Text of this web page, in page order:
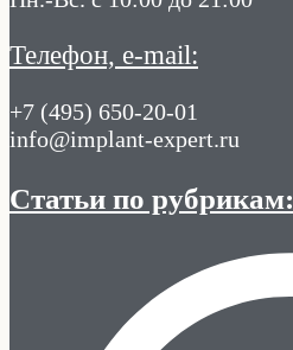
Телефон, e-mail:
+7 (495) 650-20-01
info@implant-expert.ru
Статьи по рубрикам: